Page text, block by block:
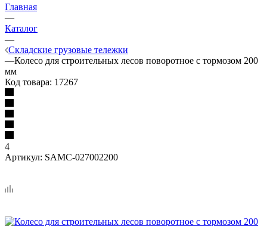
Главная
—
Каталог
—
Складские грузовые тележки
—Колесо для строительных лесов поворотное с тормозом 200
мм
Код товара: 17267
4
Артикул: SAMC-027002200